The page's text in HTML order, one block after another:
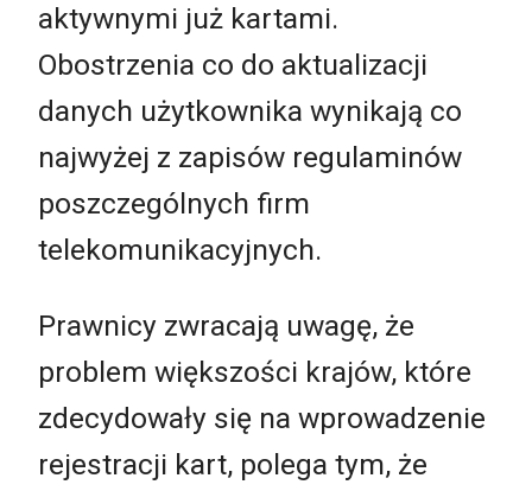
aktywnymi już kartami.
Obostrzenia co do aktualizacji
danych użytkownika wynikają co
najwyżej z zapisów regulaminów
poszczególnych firm
telekomunikacyjnych.
Prawnicy zwracają uwagę, że
problem większości krajów, które
zdecydowały się na wprowadzenie
rejestracji kart, polega tym, że